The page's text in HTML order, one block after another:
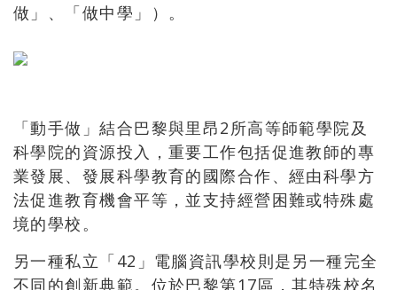
做」、「做中學」）。
「動手做」結合巴黎與里昂2所高等師範學院及
科學院的資源投入，重要工作包括促進教師的專
業發展、發展科學教育的國際合作、經由科學方
法促進教育機會平等，並支持經營困難或特殊處
境的學校。
另一種私立「42」電腦資訊學校則是另一種完全
不同的創新典範。位於巴黎第17區，其特殊校名